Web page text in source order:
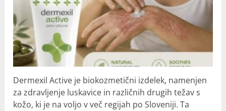
Dermexil Active je biokozmetični izdelek, namenjen
za zdravljenje luskavice in različnih drugih težav s
kožo, ki je na voljo v več regijah po Sloveniji. Ta